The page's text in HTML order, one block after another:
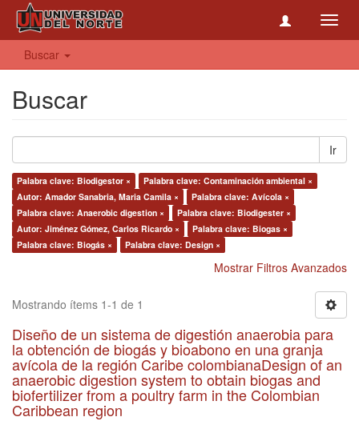
Buscar
Buscar
Ir
Palabra clave: Biodigestor ×
Palabra clave: Contaminación ambiental ×
Autor: Amador Sanabria, Maria Camila ×
Palabra clave: Avícola ×
Palabra clave: Anaerobic digestion ×
Palabra clave: Biodigester ×
Autor: Jiménez Gómez, Carlos Ricardo ×
Palabra clave: Biogas ×
Palabra clave: Biogás ×
Palabra clave: Design ×
Mostrar Filtros Avanzados
Mostrando ítems 1-1 de 1
Diseño de un sistema de digestión anaerobia para
la obtención de biogás y bioabono en una granja
avícola de la región Caribe colombianaDesign of an
anaerobic digestion system to obtain biogas and
biofertilizer from a poultry farm in the Colombian
Caribbean region